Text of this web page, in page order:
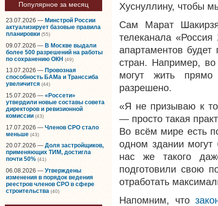
Популярное за месяц
23.07.2026 — Минстрой России
актуализирует базовые правила
планировки (55)
09.07.2026 — В Москве выдали
более 500 разрешений на работы
по сохранению ОКН (49)
13.07.2026 — Провозная
способность БАМа и Транссиба
увеличится (44)
15.07.2026 — «Россети»
утвердили новые составы совета
директоров и ревизионной
комиссии (43)
17.07.2026 — Членов СРО стало
меньше (43)
20.07.2026 — Доля застройщиков,
применяющих ТИМ, достигла
почти 50% (41)
06.08.2026 — Утверждены
изменения в порядок ведения
реестров членов СРО в сфере
строительства (40)
Хуснуллину, чтобы
Сам Марат
телеканала
апартаментов
стран. Например, во
могут жить
разрешено.
«Я не призываю к
— просто такая
Во всём мире есть
одном здании
нас же такого
подготовили свою
отработать
Напомним, что